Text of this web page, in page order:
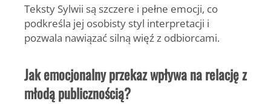
Teksty Sylwii są szczere i pełne emocji, co
podkreśla jej osobisty styl interpretacji i
pozwala nawiązać silną więź z odbiorcami.
Jak emocjonalny przekaz wpływa na relację z
młodą publicznością?